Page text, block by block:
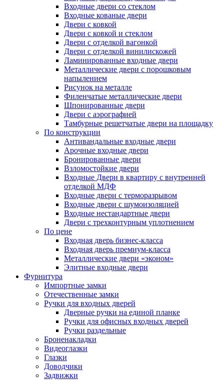
Входные двери со стеклом
Входные кованые двери
Двери с ковкой
Двери с ковкой и стеклом
Двери с отделкой вагонкой
Двери с отделкой винилискожей
Ламинированные входные двери
Металлические двери с порошковым
напылением
Рисунок на металле
Филенчатые металлические двери
Шпонированные двери
Двери с аэрографией
Тамбурные решетчатые двери на площадку
По конструкции
Антивандальные входные двери
Арочные входные двери
Бронированные двери
Взломостойкие двери
Входные Двери в квартиру с внутренней
отделкой МДФ
Входные двери с терморазрывом
Входные двери с шумоизоляцией
Входные нестандартные двери
Двери с трехконтурным уплотнением
По цене
Входная дверь бизнес-класса
Входная дверь премиум-класса
Металлические двери «эконом»
Элитные входные двери
Фурнитура
Импортные замки
Отечественные замки
Ручки для входных дверей
Дверные ручки на единой планке
Ручки для офисных входных дверей
Ручки раздельные
Броненакладки
Видеоглазки
Глазки
Доводчики
Задвижки